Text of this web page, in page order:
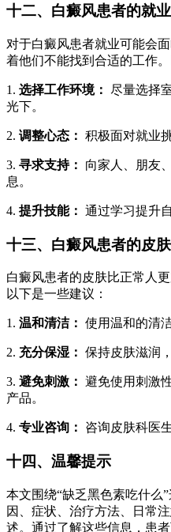
十二、白癜风患者的就
对于白癜风患者就业可能会
着他们不能找到合适的工作
1. 选择工作环境： 尽量选择
光下。
2. 调整心态： 积极面对就业
3. 寻求支持：
向家人、朋友
息。
4. 提升技能： 通过学习提升
十三、白癜风患者的皮
白癜风患者的皮肤比正常人
以下是一些建议：
1. 温和清洁： 使用温和的清
2. 充分保湿： 保持皮肤滋润
3. 避免刺激： 避免使用刺激
产品。
4. 专业咨询： 咨询皮肤科医
十四、温馨提示
本文围绕“缺乏黑色素吃什么
因、症状、治疗方法、日常
述。通过了解这些信息，患